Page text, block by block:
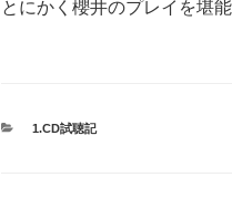
とにかく櫻井のプレイを堪
カ
1.CD試聴記